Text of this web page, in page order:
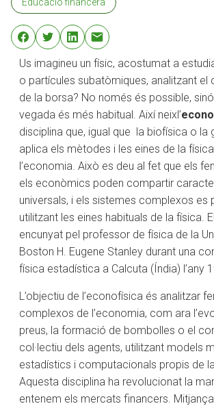
Us imagineu un físic, acostumat a
o partícules subatòmiques, analitzant
de la borsa? No només és possible,
vegada és més habitual. Així neixl’
disciplina que, igual que la biofísica o la
aplica els mètodes i les eines de la física
l’economia. Això es deu al fet que els
els econòmics poden compartir
universals, i els sistemes complexos es
utilitzant les eines habituals de la física.
encunyat pel professor de física de la
Boston H. Eugene Stanley durant una
física estadística a Calcuta (Índia) l’any
L’objectiu de l’econofísica és analitzar
complexos de l’economia, com ara
preus, la formació de bombolles o el
col·lectiu dels agents, utilitzant models
estadístics i computacionals propis de
Aquesta disciplina ha revolucionat la
entenem els mercats financers.